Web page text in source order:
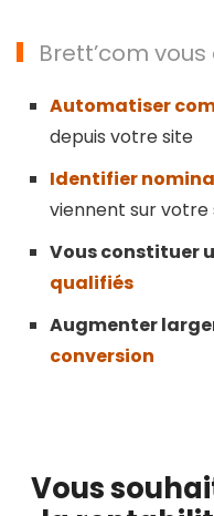
Brett’com
Automatiser
depuis votre site
Identifier
viennent sur
Vous constituer
qualifiés
Augmenter
conversion
Vous